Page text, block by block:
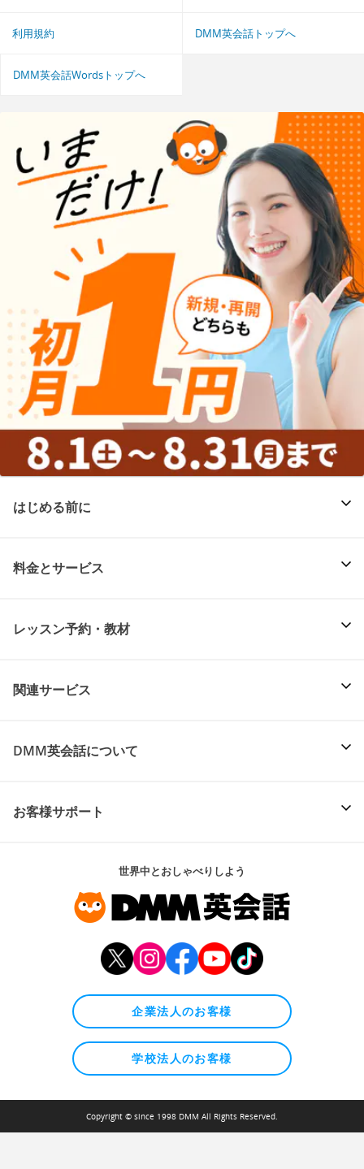
利用規約 DMM英会話トップへ
DMM英会話Wordsトップへ
はじめる前に
料金とサービス
レッスン予約・教材
関連サービス
DMM英会話について
お客様サポート
世界中とおしゃべりしよう
企業法人のお客様
学校法人のお客様
Copyright © since 1998 DMM All Rights Reserved.